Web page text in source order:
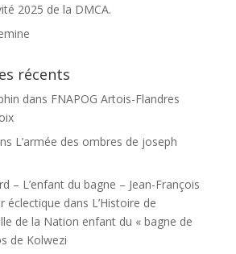
2025 de la DMCA.
récents
dans FNAPOG Artois-Flandres
L’armée des ombres de joseph
– L’enfant du bagne – Jean-François
éclectique dans L’Histoire de
de la Nation enfant du « bagne de
de Kolwezi